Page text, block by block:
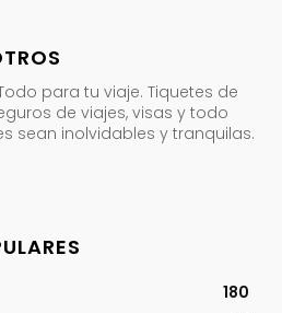
para tu viaje. Tiquetes de
de viajes, visas y todo
sean inolvidables y tranquilas.
180